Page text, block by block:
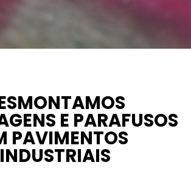
E PARAFUSOS
PAVIMENTOS
INDUSTRIAIS